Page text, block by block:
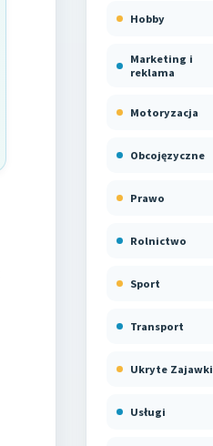
Hobby
Marketing i
reklama
Motoryzacja
Obcojęzyczne
Prawo
Rolnictwo
Sport
Transport
Ukryte Zajawki
Usługi